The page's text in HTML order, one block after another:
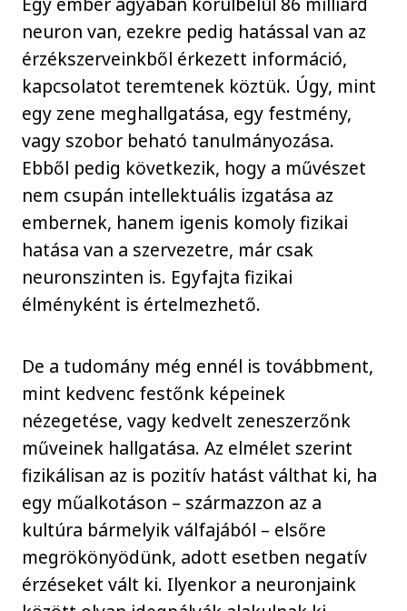
neuron van, ezekre pedig hatással van az
érzékszerveinkből érkezett információ,
kapcsolatot teremtenek köztük. Úgy, mint
egy zene meghallgatása, egy festmény,
vagy szobor beható tanulmányozása.
Ebből pedig következik, hogy a művészet
nem csupán intellektuális izgatása az
embernek, hanem igenis komoly fizikai
hatása van a szervezetre, már csak
neuronszinten is. Egyfajta fizikai
élményként is értelmezhető.
De a tudomány még ennél is továbbment,
mint kedvenc festőnk képeinek
nézegetése, vagy kedvelt zeneszerzőnk
műveinek hallgatása. Az elmélet szerint
fizikálisan az is pozitív hatást válthat ki, ha
egy műalkotáson – származzon az a
kultúra bármelyik válfajából – elsőre
megrökönyödünk, adott esetben negatív
érzéseket vált ki. Ilyenkor a neuronjaink